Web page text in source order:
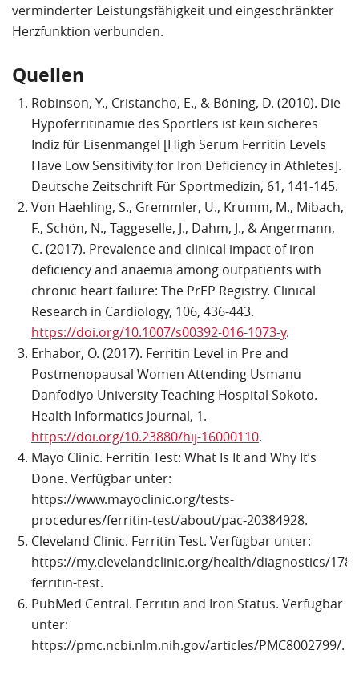
verminderter Leistungsfähigkeit und eingeschränkter
Herzfunktion verbunden.
Quellen
Robinson, Y., Cristancho, E., & Böning, D. (2010). Die
Hypoferritinämie des Sportlers ist kein sicheres
Indiz für Eisenmangel [High Serum Ferritin Levels
Have Low Sensitivity for Iron Deficiency in Athletes].
Deutsche Zeitschrift Für Sportmedizin, 61, 141-145.
Von Haehling, S., Gremmler, U., Krumm, M., Mibach,
F., Schön, N., Taggeselle, J., Dahm, J., & Angermann,
C. (2017). Prevalence and clinical impact of iron
deficiency and anaemia among outpatients with
chronic heart failure: The PrEP Registry. Clinical
Research in Cardiology, 106, 436-443.
https://doi.org/10.1007/s00392-016-1073-y.
Erhabor, O. (2017). Ferritin Level in Pre and
Postmenopausal Women Attending Usmanu
Danfodiyo University Teaching Hospital Sokoto.
Health Informatics Journal, 1.
https://doi.org/10.23880/hij-16000110.
Mayo Clinic. Ferritin Test: What Is It and Why It’s
Done. Verfügbar unter:
https://www.mayoclinic.org/tests-
procedures/ferritin-test/about/pac-20384928.
Cleveland Clinic. Ferritin Test. Verfügbar unter:
https://my.clevelandclinic.org/health/diagnostics/
ferritin-test.
PubMed Central. Ferritin and Iron Status. Verfügbar
unter:
https://pmc.ncbi.nlm.nih.gov/articles/PMC8002799/.